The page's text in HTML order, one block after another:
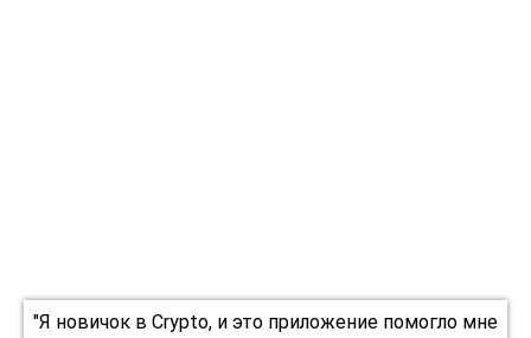
"Я новичок в Crypto, и это приложение помогло мне